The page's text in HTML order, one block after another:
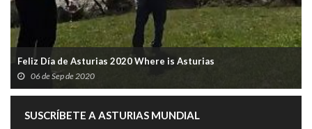
Feliz Día de Asturias 2020 Where is Asturias
06 de Sep de 2020
SUSCRÍBETE A ASTURIAS MUNDIAL